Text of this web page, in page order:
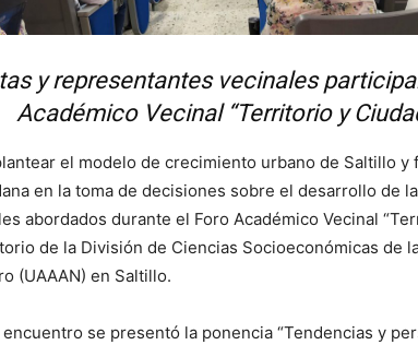
y representantes vecinales
Académico Vecinal “Territorio y
el modelo de crecimiento urbano de Saltillo y
en la toma de decisiones sobre el desarrollo de
abordados durante el Foro Académico Vecinal
de la División de Ciencias Socioeconómicas de
(UAAAN) en Saltillo.
se presentó la ponencia “Tendencias y